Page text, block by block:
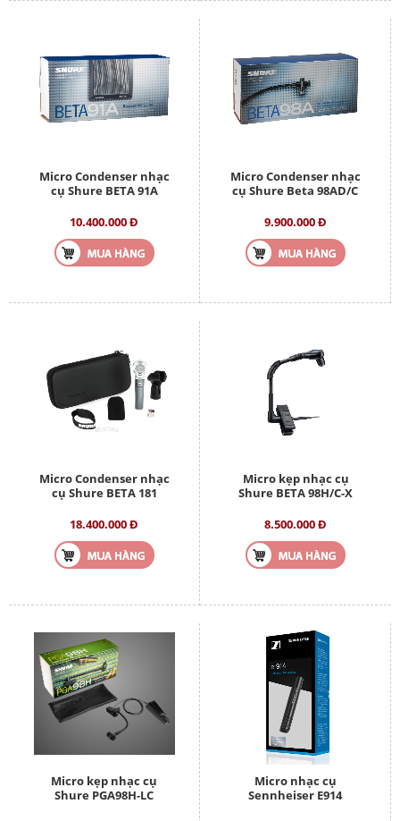
Micro Condenser nhạc
cụ Shure BETA 91A
10.400.000 Đ
Micro Condenser nhạc
cụ Shure Beta 98AD/C
9.900.000 Đ
Micro Condenser nhạc
cụ Shure BETA 181
18.400.000 Đ
Micro kẹp nhạc cụ
Shure BETA 98H/C-X
8.500.000 Đ
Micro kẹp nhạc cụ
Shure PGA98H-LC
Micro nhạc cụ
Sennheiser E914